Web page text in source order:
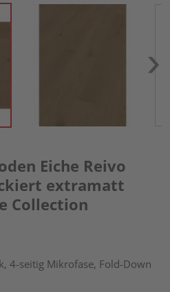
Eiche Reivo
extramatt
Collection
4-seitig Mikrofase, Fold-Down